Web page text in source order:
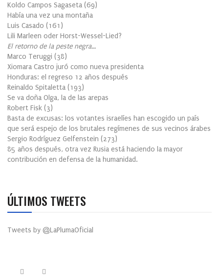
Koldo Campos Sagaseta (69)
Había una vez una montaña
Luis Casado (161 )
Lili Marleen oder Horst-Wessel-Lied?
El retorno de la peste negra…
Marco Teruggi (38)
Xiomara Castro juró como nueva presidenta
Honduras: el regreso 12 años después
Reinaldo Spitaletta (193)
Se va doña Olga, la de las arepas
Robert Fisk (3)
Basta de excusas: los votantes israelíes han escogido un país
que será espejo de los brutales regímenes de sus vecinos árabes
Sergio Rodríguez Gelfenstein (273)
85 años después, otra vez Rusia está haciendo la mayor
contribución en defensa de la humanidad.
ÚLTIMOS TWEETS
Tweets by @LaPlumaOficial